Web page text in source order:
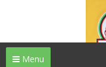
Menu